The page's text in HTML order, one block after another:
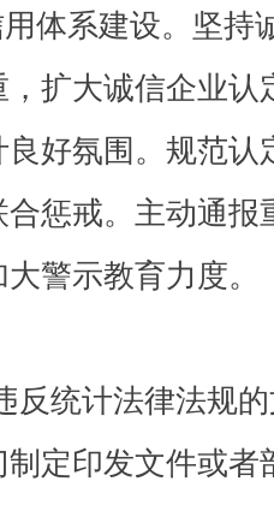
系建设。坚持
扩大诚信企业
好氛围。规范
惩戒。主动通
警示教育力度。
统计法律法规的
定印发文件或